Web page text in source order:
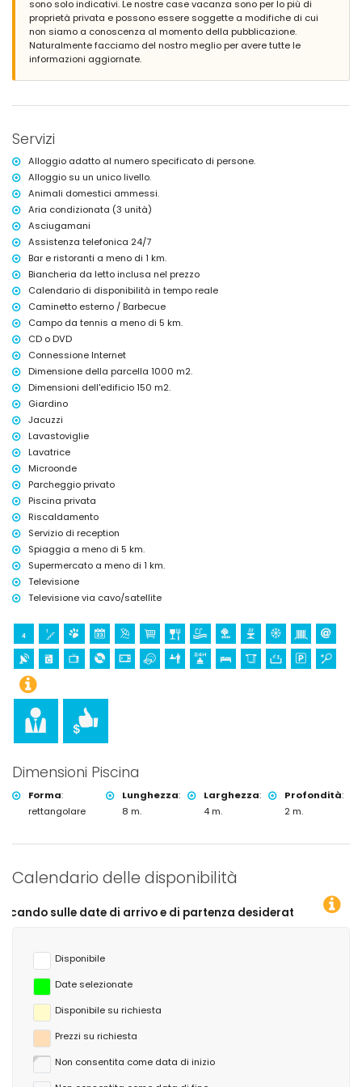
Area salotto e area pranzo all'aperto
Posto auto privato coperto e posto auto privato
Ulteriori informazioni
Spiaggia più vicina: Playa Ambolo, Xàbia (entro 5 chilometri dalla
Animali ammessi
Servizi e strutture inclusi nel prezzo di affitto della villa
Internet (WiFi)
Aspirapolvere e ferro e asse da stiro
Biancheria da letto e asciugamani
Servizio di reception e servizio di emergenza 24 ore su 24
Riscaldamento a pavimento e aria condizionata
Servizi e strutture con costo extra
Letto extra e letti/culle per bambini (su richiesta)
Sport
Tennis (entro 5 chilometri dalla villa)
Golf e equitazione (entro 10 chilometri dalla villa)
sono solo indicativi. Le nostre case vacanza sono per lo più di
proprietà privata e possono essere soggette a modifiche di cui
non siamo a conoscenza al momento della pubblicazione.
Naturalmente facciamo del nostro meglio per avere tutte le
informazioni aggiornate.
Servizi
Alloggio adatto al numero specificato di persone.
Alloggio su un unico livello.
Animali domestici ammessi.
Aria condizionata (3 unità)
Asciugamani
Assistenza telefonica 24/7
Bar e ristoranti a meno di 1 km.
Biancheria da letto inclusa nel prezzo
Calendario di disponibilità in tempo reale
Caminetto esterno / Barbecue
Campo da tennis a meno di 5 km.
CD o DVD
Connessione Internet
Dimensione della parcella 1000 m2.
Dimensioni dell'edificio 150 m2.
Giardino
Jacuzzi
Lavastoviglie
Lavatrice
Microonde
Parcheggio privato
Piscina privata
Riscaldamento
Servizio di reception
Spiaggia a meno di 5 km.
Supermercato a meno di 1 km.
Televisione
Televisione via cavo/satellite
Dimensioni Piscina
Forma:
rettangolare
Lunghezza:
8 m.
Larghezza:
4 m.
Profondità:
2 m.
Calendario delle disponibilità
arrivo e di partenza desiderate!
Disponibile
Date selezionate
Disponibile su richiesta
Prezzi su richiesta
Non consentita come data di inizio